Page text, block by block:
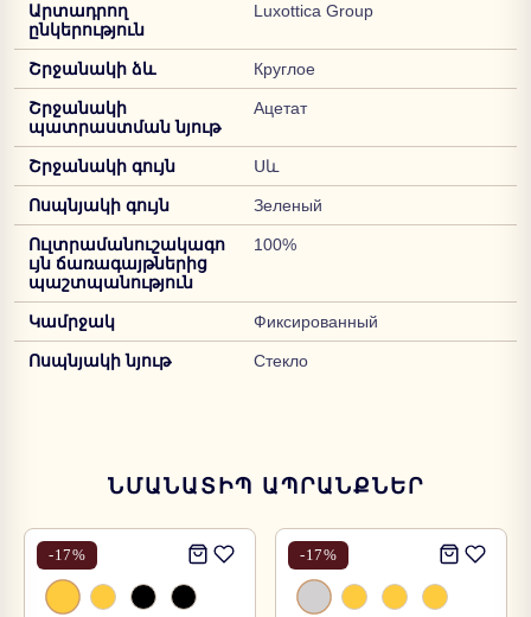
Արտադրող
ընկերություն
Luxottica Group
Շրջանակի ձև Круглое
Շրջանակի
պատրաստման նյութ
Ацетат
Շրջանակի գույն Սև
Ոսպնյակի գույն Зеленый
Ուլտրամանուշակագո
ւյն ճառագայթներից
պաշտպանություն
100%
Կամրջակ Фиксированный
Ոսպնյակի նյութ Стекло
ՆՄԱՆԱՏԻՊ ԱՊՐԱՆՔՆԵՐ
-17% -17%